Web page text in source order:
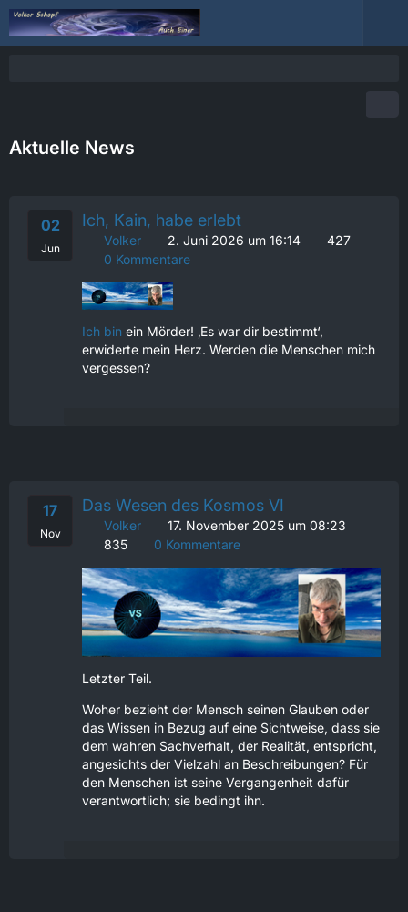
Aktuelle News
02
Jun
Ich, Kain, habe erlebt
Volker 2. Juni 2026 um 16:14
427
0 Kommentare
Ich bin ein Mörder! ‚Es war dir bestimmt‘,
erwiderte mein Herz. Werden die Menschen mich
vergessen?
17
Nov
Das Wesen des Kosmos VI
Volker
17. November 2025 um 08:23
835
0 Kommentare
Letzter Teil.
Woher bezieht der Mensch seinen Glauben oder
das Wissen in Bezug auf eine Sichtweise, dass sie
dem wahren Sachverhalt, der Realität, entspricht,
angesichts der Vielzahl an Beschreibungen? Für
den Menschen ist seine Vergangenheit dafür
verantwortlich; sie bedingt ihn.